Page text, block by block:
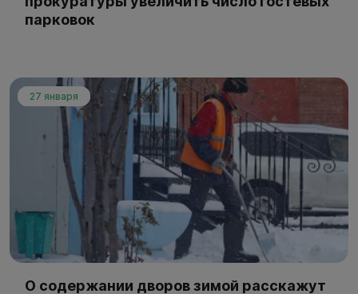
парковок
27 января
О содержании дворов зимой расскажут